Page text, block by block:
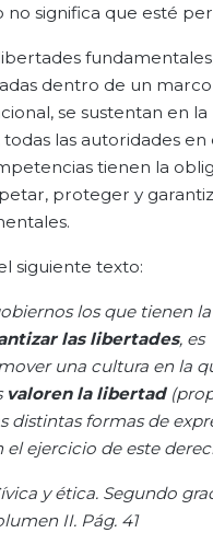
no significa que esté
dentro de un
se sustentan en la
las autoridades en
tienen la
proteger y
siguiente texto:
los que tienen la
las libertades, es
una cultura en la
valoren la libertad
distintas formas de
ejercicio de este
y ética. Segundo
II. Pág. 41